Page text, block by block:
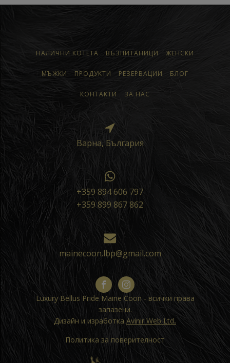
НАЛИЧНИ КОТЕТА ВЪЗПИТАНИЦИ ЖЕНСКИ
МЪЖКИ ПРОДУКТИ РЕЗЕРВАЦИИ БЛОГ
КОНТАКТИ ЗА НАС
Варна, България
+359 894 606 797
+359 899 867 862
mainecoon.lbp@gmail.com
Luxury Bellus Pride Maine Coon - всички права
запазени.
Дизайн и изработка Avinir Web Ltd.
Политика за поверителност